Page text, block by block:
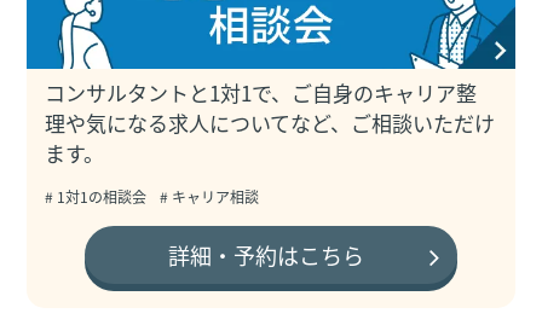
コンサルタントと1対1で、ご自身のキャリア整
理や気になる求人についてなど、ご相談いただけ
ます。
# 1対1の相談会 # キャリア相談
詳細・予約はこちら